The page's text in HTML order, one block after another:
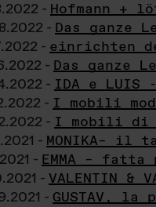
- Hofmann +
- Das ganze
- einrichten
- Das ganze
- IDA e LUIS
- I mobili
- I mobili di
- MONIKA– il
- EMMA –
- VALENTIN &
- GUSTAV,